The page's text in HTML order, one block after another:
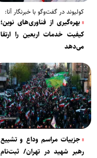
کولیوند در گفت‌و‌گو با خبرنگار آنا:
بهره‌گیری از فناوری‌های نوین؛
کیفیت خدمات اربعین را ارتقا
می‌دهد
جزییات مراسم وداع و تشییع
رهبر شهید در تهران/ ثبت‌نام